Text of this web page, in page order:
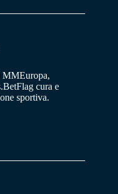
MMEuropa,
cura e
sportiva.